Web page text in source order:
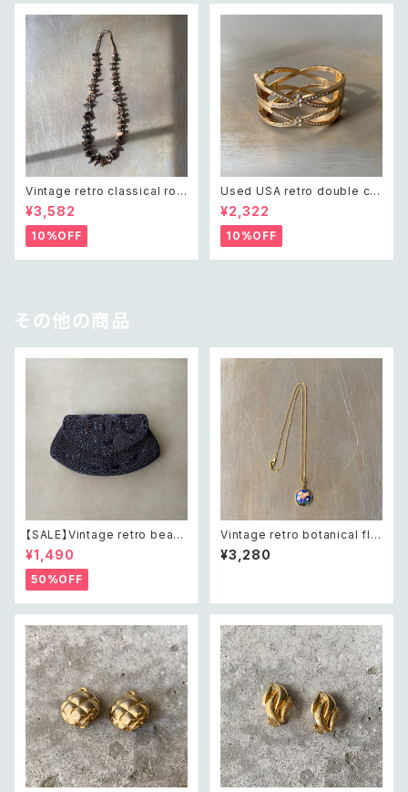
Vintage retro classical rou
gh cut shell beads necklac
e レトロ ヴィンテージ アクセサ
リー クラシカル ラフカット シェ
ル ビーズ ネックレス
¥3,582
10%OFF
Used USA retro double cro
ss crystal bijou bangle レト
ロ アメリカ ユーズド アクセサリ
ー ゴールド ダブル クロス ビジ
ュー バングル
¥2,322
10%OFF
その他の商品
【SALE】Vintage retro bead
s embroidery navy blue po
uch レトロ ヴィンテージ ホワイ
ト ビーズ刺繍 ネイビー 紺色 ポ
ーチ
¥1,490
50%OFF
Vintage retro botanical flo
wer blue enamel necklace
レトロ ヴィンテージ アクセサリ
¥3,280